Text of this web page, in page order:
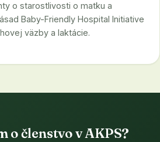
o starostlivosti o matku a
Baby-Friendly Hospital Initiative
väzby a laktácie.
o členstvo v AKPS?